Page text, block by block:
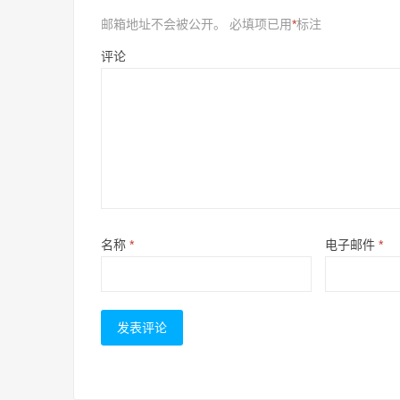
邮箱地址不会被公开。 必填项已用*标注
评论
名称 * 电子邮件 *